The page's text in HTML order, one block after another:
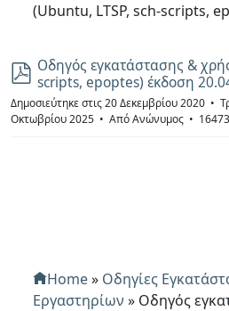
(Ubuntu, LTSP, sch-scripts,
p
d
f
Οδηγός εγκατάστασης &
scripts, epoptes) έκδοση
Δημοσιεύτηκε στις 20 Δεκεμβρίου 2020
Οκτωβρίου 2025
ΑπόΑνώνυμος
Home» Οδηγίες
Εργαστηρίων » Οδηγός